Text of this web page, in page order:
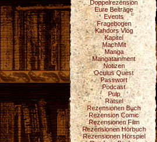
Doppelrezension
Eure Beiträge
Events
Fragebogen
Kahdors Vlog
Kapitel
MachMit
Manga
Mangatainment
Notizen
Oculus Quest
Passwort
Podcast
Pulp
Rätsel
Rezensionen Buch
Rezension Comic
Rezensionen Film
Rezensionen Hörbuch
Rezensionen Hörspiel